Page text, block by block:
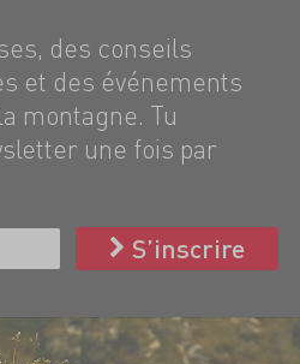
des conseils
et des événements
montagne. Tu
une fois par
S’inscrire